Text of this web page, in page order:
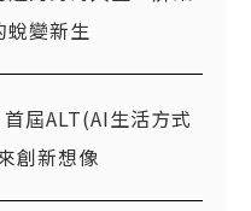
蛻變新生
屆ALT(AI生活方式
創新想像